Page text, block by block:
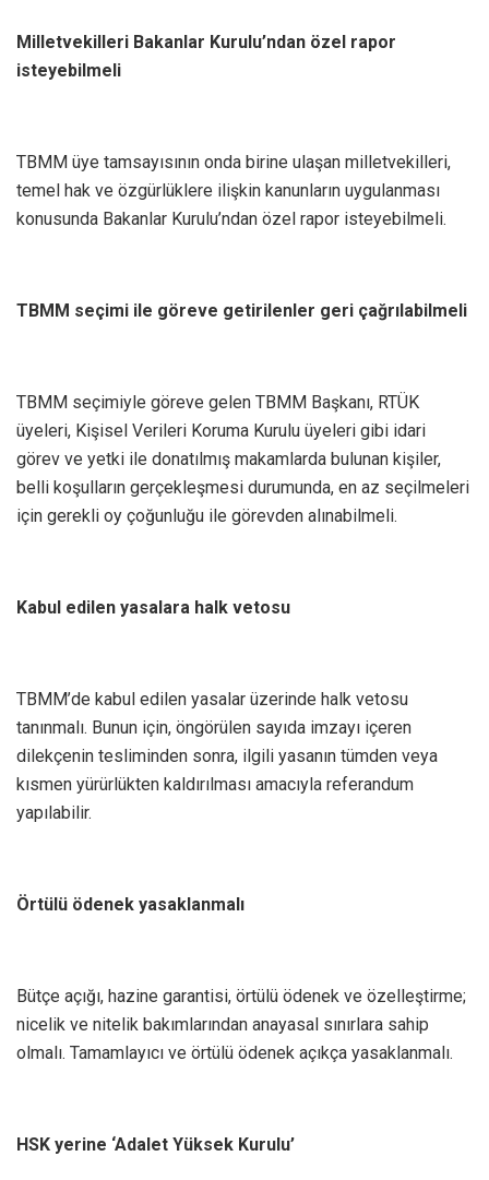
Milletvekilleri Bakanlar Kurulu’ndan özel rapor
isteyebilmeli
TBMM üye tamsayısının onda birine ulaşan milletvekilleri,
temel hak ve özgürlüklere ilişkin kanunların uygulanması
konusunda Bakanlar Kurulu’ndan özel rapor isteyebilmeli.
TBMM seçimi ile göreve getirilenler geri çağrılabilmeli
TBMM seçimiyle göreve gelen TBMM Başkanı, RTÜK
üyeleri, Kişisel Verileri Koruma Kurulu üyeleri gibi idari
görev ve yetki ile donatılmış makamlarda bulunan kişiler,
belli koşulların gerçekleşmesi durumunda, en az seçilmeleri
için gerekli oy çoğunluğu ile görevden alınabilmeli.
Kabul edilen yasalara halk vetosu
TBMM’de kabul edilen yasalar üzerinde halk vetosu
tanınmalı. Bunun için, öngörülen sayıda imzayı içeren
dilekçenin tesliminden sonra, ilgili yasanın tümden veya
kısmen yürürlükten kaldırılması amacıyla referandum
yapılabilir.
Örtülü ödenek yasaklanmalı
Bütçe açığı, hazine garantisi, örtülü ödenek ve özelleştirme;
nicelik ve nitelik bakımlarından anayasal sınırlara sahip
olmalı. Tamamlayıcı ve örtülü ödenek açıkça yasaklanmalı.
HSK yerine ‘Adalet Yüksek Kurulu’